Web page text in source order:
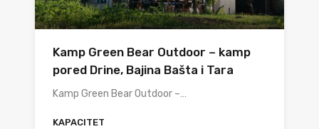
Kamp Green Bear Outdoor – kamp
pored Drine, Bajina Bašta i Tara
Kamp Green Bear Outdoor –…
KAPACITET